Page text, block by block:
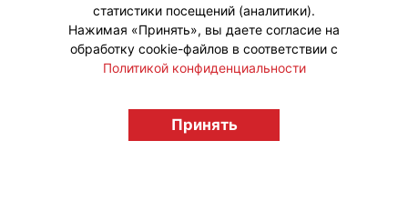
статистики посещений (аналитики).
Нажимая «Принять», вы даете согласие на
обработку cookie-файлов в соответствии с
Политикой конфиденциальности
Принять